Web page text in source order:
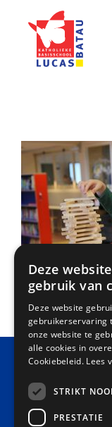
Door
naar
de
hoofd
Deze
gebruik van
Deze website
gebruikerservaring
onze website te
alle cookies in
Cookiebeleid. Lees
STRIKT
PRESTATIE